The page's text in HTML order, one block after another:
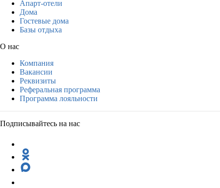
Апарт-отели
Дома
Гостевые дома
Базы отдыха
О нас
Компания
Вакансии
Реквизиты
Реферальная программа
Программа лояльности
Подписывайтесь на нас